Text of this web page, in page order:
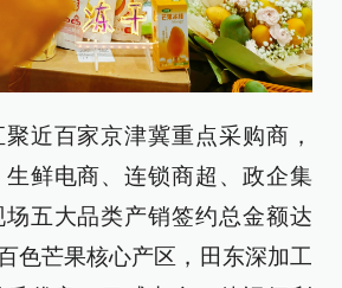
近百家京津冀重点采购商，
鲜电商、连锁商超、政企集
五大品类产销签约总金额达
色芒果核心产区，田东深加工